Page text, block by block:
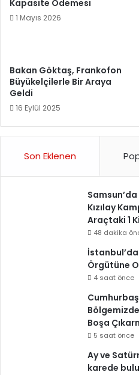
Kapasite Ödemesi
1 Mayıs 2026
Bakan Göktaş, Frankofon
Büyükelçilerle Bir Araya
Geldi
16 Eylül 2025
Son Eklenen
Kızılay
Araçtaki 1
48 dakika
Örgütüne
4 saat önce
Boşa
5 saat önce
Ay ve
karede